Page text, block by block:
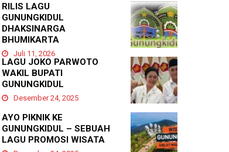
RILIS LAGU
GUNUNGKIDUL
DHAKSINARGA
BHUMIKARTA
Juli 11, 2026
LAGU JOKO PARWOTO
WAKIL BUPATI
GUNUNGKIDUL
Desember 24, 2025
AYO PIKNIK KE
GUNUNGKIDUL – SEBUAH
LAGU PROMOSI WISATA